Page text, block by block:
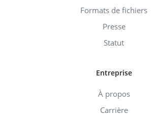
Formats de fichiers
Presse
Statut
Entreprise
À propos
Carrière